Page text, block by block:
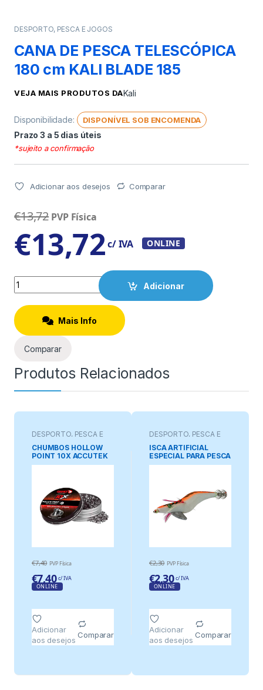
DESPORTO, PESCA E JOGOS
CANA DE PESCA TELESCÓPICA
180 cm KALI BLADE 185
VEJA MAIS PRODUTOS DAKali
Disponibilidade: DISPONÍVEL SOB ENCOMENDA
Prazo 3 a 5 dias úteis
*sujeito a confirmação
Adicionar aos desejos Comparar
€13,72 PVP Física
€13,72c/ IVA ONLINE
Quantity
Adicionar
Mais Info
Comparar
Produtos Relacionados
DESPORTO, PESCA E
JOGOS
CHUMBOS HOLLOW
POINT 10X ACCUTEK
CALIBRE 5,5 mm (.22) 1
€7,40 PVP Física
€7,40 c/ IVA
ONLINE
Adicionar
aos desejos
Comparar
DESPORTO, PESCA E
JOGOS
ISCA ARTIFICIAL
ESPECIAL PARA PESCA
DE LULAS E CHOCO.
€2,30 PVP Física
€2,30 c/ IVA
ONLINE
Adicionar
aos desejos
Comparar